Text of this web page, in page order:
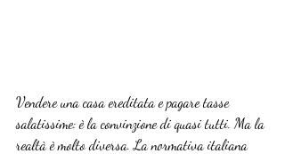
Vendere una casa ereditata e pagare tasse
salatissime: è la convinzione di quasi tutti. Ma la
realtà è molto diversa. La normativa italiana